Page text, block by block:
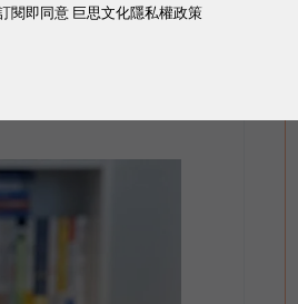
PC 架
續航力，讓 AI
閱即同意 巨思文化隱私權政策